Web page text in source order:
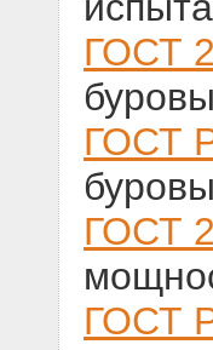
ГОСТ
ГОСТ
ГОСТ
ГОСТ